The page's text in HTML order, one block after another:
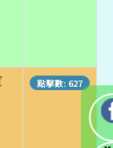
點擊數: 627